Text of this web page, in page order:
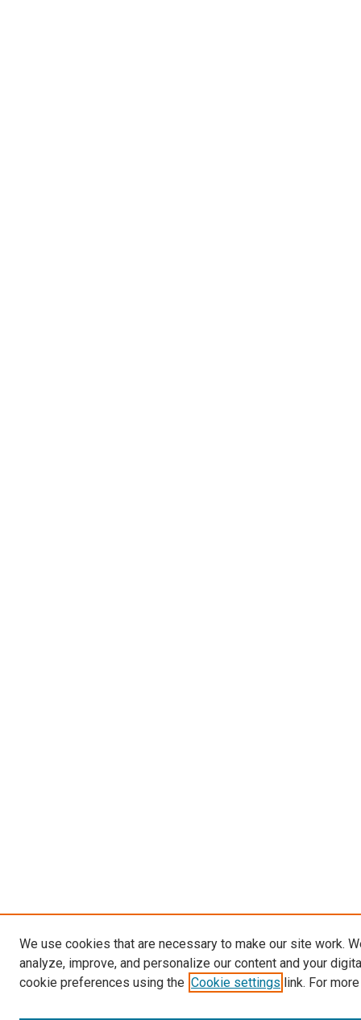
We use cookies that are necessary to make our site work.
analyze, improve, and personalize our content and your
cookie preferences using the Cookie settings link. For